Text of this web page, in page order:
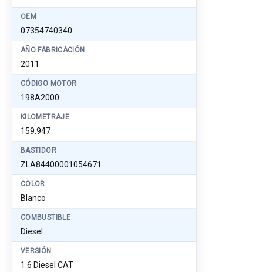
OEM
07354740340
AÑO FABRICACIÓN
2011
CÓDIGO MOTOR
198A2000
KILOMETRAJE
159.947
BASTIDOR
ZLA84400001054671
COLOR
Blanco
COMBUSTIBLE
Diesel
VERSIÓN
1.6 Diesel CAT